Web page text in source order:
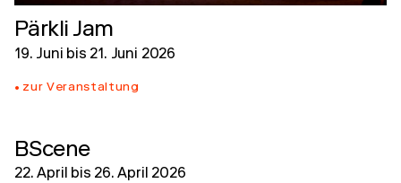
Pärkli Jam
19. Juni bis 21. Juni 2026
zur Veranstaltung
BScene
22. April bis 26. April 2026